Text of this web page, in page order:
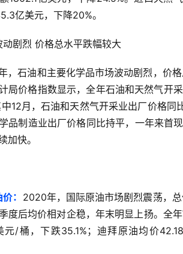
亿美元，下降20%。
动剧烈 价格总水平跌幅较大
，石油和主要化学品市场波动剧烈，价
局价格指数显示，全年石油和天然气开
12月，石油和天然气开采业出厂价格同
品制造业出厂价格同比持平，一年来首
加快。
： 2020年，国际原油市场剧烈震荡，
度后均价相对企稳，年末明显上扬。全
元/桶，下跌35.1%；迪拜原油均价